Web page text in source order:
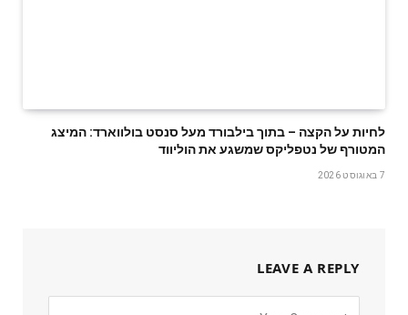
לחיות על הקצה – בתוך בילבורד מעל סנסט בולווארד: המיצג
המטורף של נטפליקס שמשגע את הוליווד
7 באוגוסט 2026
LEAVE A REPLY